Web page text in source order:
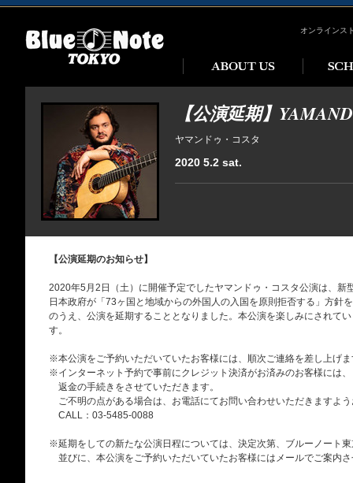
オンラインス
【公演延期】
ヤマンドゥ・コスタ
2020 5.2 sat.
【公演延期のお知らせ】
2020年5月2日（土）に開催予定でしたヤマンドゥ・コスタ公演は、新
日本政府が「73ヶ国と地域からの外国人の入国を原則拒否する」方針
のうえ、公演を延期することとなりました。本公演を楽しみにされて
す。
※本公演をご予約いただいていたお客様には、順次ご連絡を差し上げ
※インターネット予約で事前にクレジット決済がお済みのお客様には、
返金の手続きをさせていただきます。
ご不明の点がある場合は、お電話にてお問い合わせいただきますよ
CALL：03-5485-0088
※延期をしての新たな公演日程については、決定次第、ブルーノート
並びに、本公演をご予約いただいていたお客様にはメールでご案内